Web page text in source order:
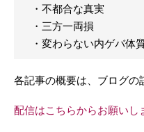
・不都合な真実
・三方一両損
・変わらない内ゲバ体
各記事の概要は、ブログの
配信はこちらからお願いし